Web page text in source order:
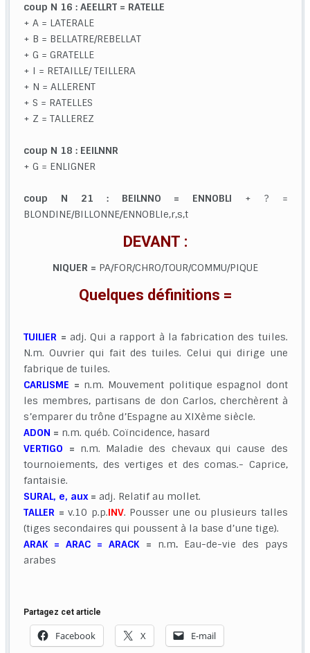
coup N 16 : AEELLRT = RATELLE
+ A = LATERALE
+ B = BELLATRE/REBELLAT
+ G = GRATELLE
+ I = RETAILLE/ TEILLERA
+ N = ALLERENT
+ S = RATELLES
+ Z = TALLEREZ
coup N 18 : EEILNNR
+ G = ENLIGNER
coup N 21 : BEILNNO = ENNOBLI + ? =
BLONDINE/BILLONNE/ENNOBLIe,r,s,t
DEVANT :
NIQUER = PA/FOR/CHRO/TOUR/COMMU/PIQUE
Quelques définitions =
TUILIER = adj. Qui a rapport à la fabrication des tuiles.
N.m. Ouvrier qui fait des tuiles. Celui qui dirige une
fabrique de tuiles.
CARLISME = n.m. Mouvement politique espagnol dont
les membres, partisans de don Carlos, cherchèrent à
s’emparer du trône d’Espagne au XIXème siècle.
ADON = n.m. québ. Coïncidence, hasard
VERTIGO = n.m. Maladie des chevaux qui cause des
tournoiements, des vertiges et des comas.- Caprice,
fantaisie.
SURAL, e, aux= adj. Relatif au mollet.
TALLER =v.10 p.p.INV. Pousser une ou plusieurs talles
(tiges secondaires qui poussent à la base d’une tige).
ARAK = ARAC = ARACK= n.m. Eau-de-vie des pays
arabes
Partagez cet article
Facebook X E-mail